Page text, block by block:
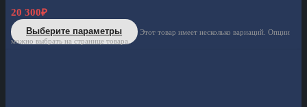
20 300₽
Выберите параметры
Этот товар имеет несколько вариаций. Опции
можно выбрать на странице товара.